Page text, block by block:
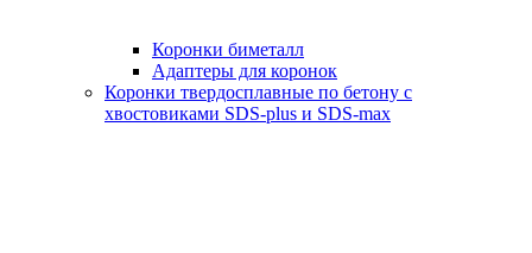
Коронки биметалл
Адаптеры для коронок
Коронки твердосплавные по бетону с
хвостовиками SDS-plus и SDS-max